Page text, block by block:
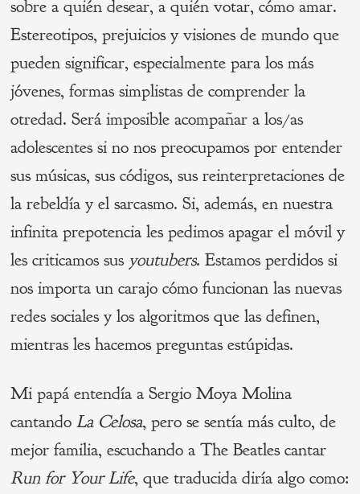
sobre a quién desear, a quién votar, cómo amar.
Estereotipos, prejuicios y visiones de mundo que
pueden significar, especialmente para los más
jóvenes, formas simplistas de comprender la
otredad. Será imposible acompañar a los/as
adolescentes si no nos preocupamos por entender
sus músicas, sus códigos, sus reinterpretaciones de
la rebeldía y el sarcasmo. Si, además, en nuestra
infinita prepotencia les pedimos apagar el móvil y
les criticamos sus youtubers. Estamos perdidos si
nos importa un carajo cómo funcionan las nuevas
redes sociales y los algoritmos que las definen,
mientras les hacemos preguntas estúpidas.
Mi papá entendía a Sergio Moya Molina
cantandoLa Celosa, pero se sentía más culto, de
mejor familia, escuchando a The Beatles cantar
Run for Your Life, que traducida diría algo como: